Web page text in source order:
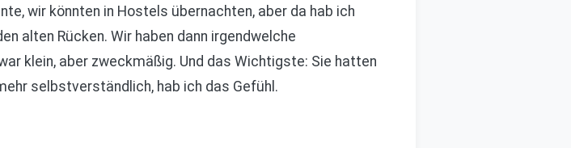
wir könnten in Hostels übernachten, aber da hab ich
alten Rücken. Wir haben dann irgendwelche
klein, aber zweckmäßig. Und das Wichtigste: Sie hatten
selbstverständlich, hab ich das Gefühl.